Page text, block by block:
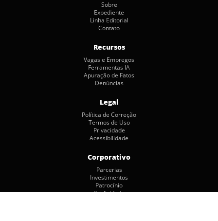
Sobre
Expediente
Linha Editorial
Contato
Recursos
Vagas e Empregos
Ferramentas IA
Apuração de Fatos
Denúncias
Legal
Política de Correção
Termos de Uso
Privacidade
Acessibilidade
Corporativo
Parcerias
Investimentos
Patrocínio
Publicidade